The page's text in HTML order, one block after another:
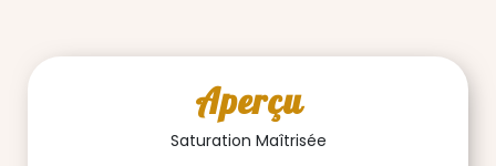
Aperçu
Saturation Maîtrisée